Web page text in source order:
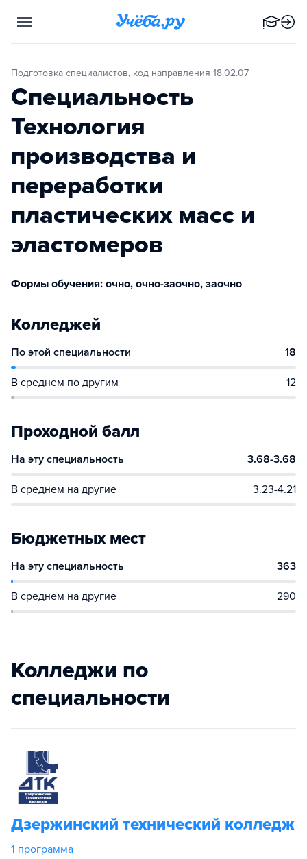
Подготовка специалистов, код направления 18.02.07
Специальность
Технология
производства и
переработки
пластических масс и
эластомеров
Формы обучения: очно, очно-заочно, заочно
Колледжей
По этой специальности 18
В среднем по другим 12
Проходной балл
На эту специальность 3.68-3.68
В среднем на другие 3.23-4.21
Бюджетных мест
На эту специальность 363
В среднем на другие 290
Колледжи по
специальности
Дзержинский технический колледж
1 программа